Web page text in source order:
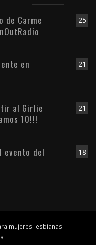
25
de Carme
21
en
21
al Girlie
10!!!
18
evento del
mujeres lesbianas